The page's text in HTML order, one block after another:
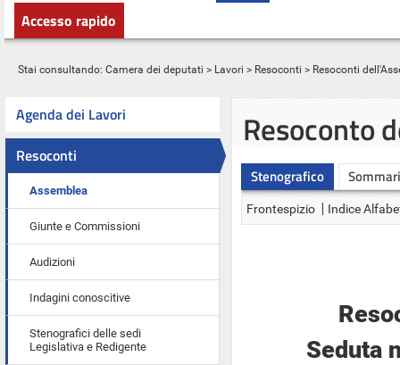
Accesso rapido
Stai consultando: Camera dei deputati > Lavori > Resoconti > Resoconti
Agenda dei Lavori
Resoconti
Assemblea
Giunte e Commissioni
Audizioni
Indagini conoscitive
Stenografici delle sedi
Legislativa e Redigente
Resoconto
Stenografico
Frontespizio Indice
Seduta